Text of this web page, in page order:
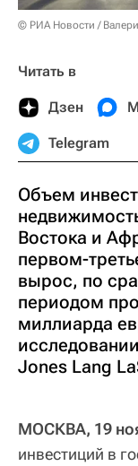
© РИА Новости /
Читать в
Дзен
Telegram
Объем
Востока и
первом-
вырос, по
периодом
миллиарда
Jones Lang
МОСКВА, 19
инвестиций в